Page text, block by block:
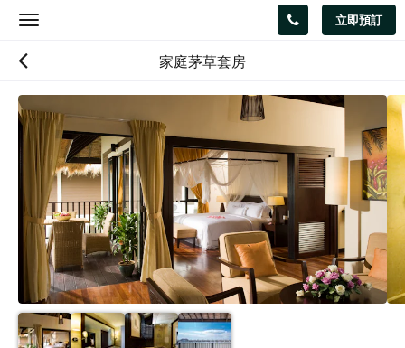
Toggle
立即預訂
家庭茅草套房
以
下
是
切
換
檢
視。
左
或
向
右